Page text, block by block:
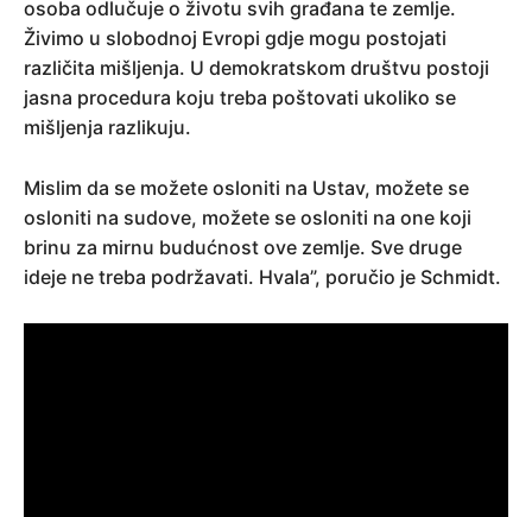
osoba odlučuje o životu svih građana te zemlje.
Živimo u slobodnoj Evropi gdje mogu postojati
različita mišljenja. U demokratskom društvu postoji
jasna procedura koju treba poštovati ukoliko se
mišljenja razlikuju.
Mislim da se možete osloniti na Ustav, možete se
osloniti na sudove, možete se osloniti na one koji
brinu za mirnu budućnost ove zemlje. Sve druge
ideje ne treba podržavati. Hvala”, poručio je Schmidt.